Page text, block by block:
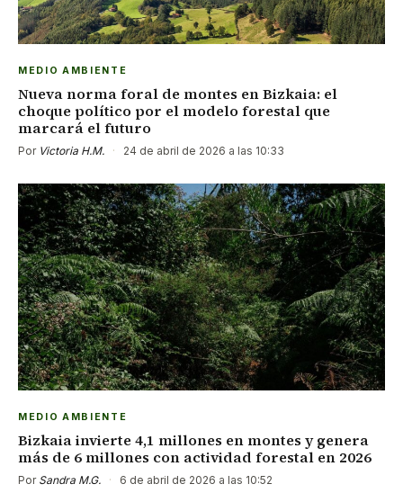
MEDIO AMBIENTE
Nueva norma foral de montes en Bizkaia: el
choque político por el modelo forestal que
marcará el futuro
Por Victoria H.M. · 24 de abril de 2026 a las 10:33
MEDIO AMBIENTE
Bizkaia invierte 4,1 millones en montes y genera
más de 6 millones con actividad forestal en 2026
Por Sandra M.G. · 6 de abril de 2026 a las 10:52